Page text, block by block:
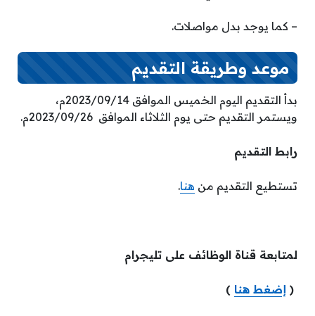
– كما يوجد بدل مواصلات.
موعد وطريقة التقديم
بدأ التقديم اليوم الخميس الموافق 2023/09/14م،
ويستمر التقديم حتى يوم الثلاثاء الموافق 2023/09/26م.
رابط التقديم
تستطيع التقديم من هنا.
لمتابعة قناة الوظائف على تليجرام
( إضغط هنا )